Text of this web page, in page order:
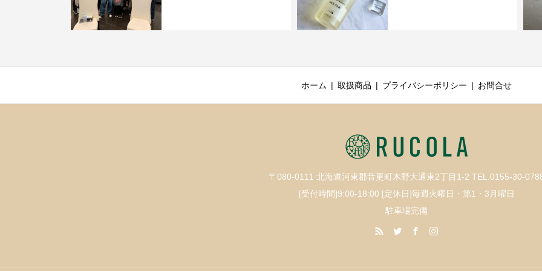
ホーム 取扱商品 プライバシーポリシー お問合せ
〒080-0111 北海道河東郡音更町木野大通東2丁目1-2 TEL.0155-30-
[受付時間]9:00-18:00 [定休日]毎週火曜日・第1・3月曜日
駐車場完備